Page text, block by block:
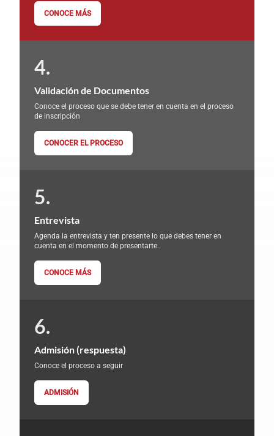
CONOCE MÁS
Validación de Documentos
Conoce el proceso que se debe tener en cuenta en el proceso
de inscripción
CONOCER EL PROCESO
Entrevista
Agenda la entrevista y ten presente lo que debes tener en
cuenta en el momento de presentarte.
CONOCE MÁS
Admisión (respuesta)
Conoce el proceso a seguir
ADMISIÓN